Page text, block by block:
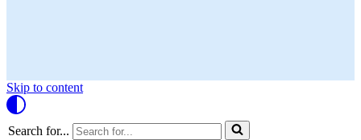
Skip to content
Search for...